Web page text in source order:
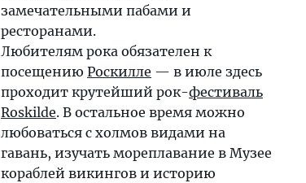
замечательными пабами и
ресторанами.
Любителям рока обязателен к
посещению Роскилле — в июле здесь
проходит крутейший рок-фестиваль
Roskilde. В остальное время можно
любоваться с холмов видами на
гавань, изучать мореплавание в Музее
кораблей викингов и историю